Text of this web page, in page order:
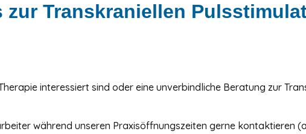
zur Transkraniellen
interessiert sind oder eine unverbindliche Beratung zur
während unseren Praxisöffnungszeiten gerne kontaktieren